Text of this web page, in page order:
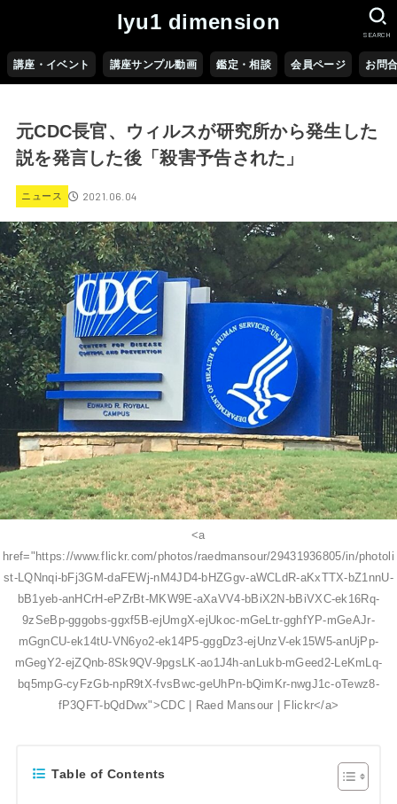
lyu1 dimension
講座・イベント 講座サンプル動画 鑑定・相談 会員ページ お問
SEARCH
元CDC長官、ウィルスが研究所から発生した
説を発言した後「殺害予告された」
ニュース 2021.06.04
<a
href="https://www.flickr.com/photos/raedmansour/29431936805/in/photoli
st-LQNnqi-bFj3GM-daFEWj-nM4JD4-bHZGgv-aWCLdR-aKxTTX-bZ1nnU-
bB1yeb-anHCrH-ePZrBt-MKW9E-aXaVV4-bBiX2N-bBiVXC-ek16Rq-
9zSeBp-gggobs-ggxf5B-ejUmgX-ejUkoc-mGeLtr-gghfYP-mGeAJr-
mGgnCU-ek14tU-VN6yo2-ek14P5-gggDz3-ejUnzV-ek15W5-anUjPp-
mGegY2-ejZQnb-8Sk9QV-9pgsLK-ao1J4h-anLukb-mGeed2-LeKmLq-
bq5mpG-cyFzGb-npR9tX-fvsBwc-geUhPn-bQimKr-nwgJ1c-oTewz8-
fP3QFT-bQdDwx">CDC | Raed Mansour | Flickr</a>
Table of Contents